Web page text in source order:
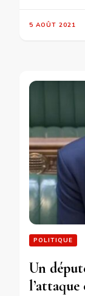
5 AOÛT 2021
POLITIQUE
Un